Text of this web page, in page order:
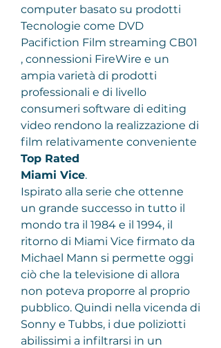
computer basato su prodotti
Tecnologie come DVD
Pacifiction Film streaming CB01
, connessioni FireWire e un
ampia varietà di prodotti
professionali e di livello
consumeri software di editing
video rendono la realizzazione di
film relativamente conveniente
Top Rated
Miami Vice.
Ispirato alla serie che ottenne
un grande successo in tutto il
mondo tra il 1984 e il 1994, il
ritorno di Miami Vice firmato da
Michael Mann si permette oggi
ciò che la televisione di allora
non poteva proporre al proprio
pubblico. Quindi nella vicenda di
Sonny e Tubbs, i due poliziotti
abilissimi a infiltrarsi in un